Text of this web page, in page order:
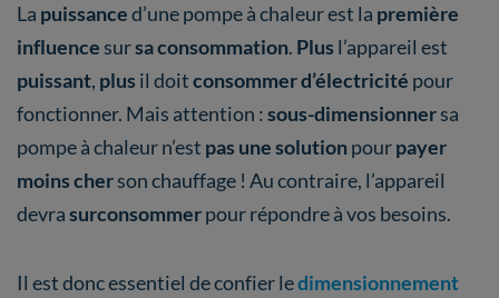
La puissanced’une pompe à chaleur est la première
influence sursa consommation. Plus l’appareil est
puissant, plus il doitconsommer d’électricité pour
fonctionner. Mais attention :sous-dimensionnersa
pompe à chaleur n’est pas une solutionpourpayer
moins cherson chauffage ! Au contraire, l’appareil
devrasurconsommerpour répondre à vos besoins.
Il est donc essentiel de confier ledimensionnement